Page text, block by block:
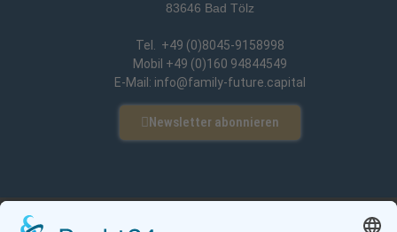
83646 Bad Tölz
Tel. +49 (0)8045-9158998
Mobil +49 (0)160 94844549
E-Mail: info@family-future.capital
Newsletter abonnieren
Impressum Cookie-Einstellungen